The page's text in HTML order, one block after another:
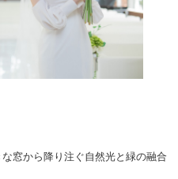
窓から降り注ぐ自然光と緑の融合